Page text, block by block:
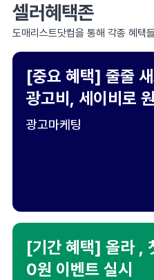
셀러혜택존
도매리스트닷컴을 통해 각종 혜택
[중요 혜택] 줄줄
광고비, 세이비로
광고마케팅
[기간 혜택] 올라 ,
0원 이벤트 실시